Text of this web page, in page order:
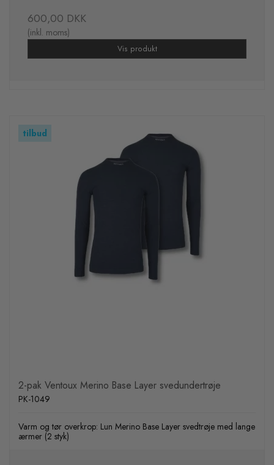
600,00 DKK
(inkl. moms)
Vis produkt
tilbud
2-pak Ventoux Merino Base Layer svedundertrøje
PK-1049
Varm og tør overkrop: Lun Merino Base Layer svedtrøje med lange
ærmer (2 styk)